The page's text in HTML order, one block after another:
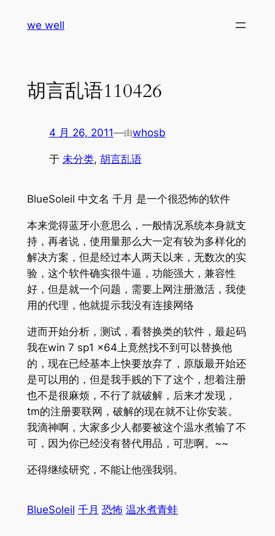
we well
胡言乱语110426
4 月 26, 2011—由whosb
于 未分类, 胡言乱语
BlueSoleil 中文名 千月 是一个很恐怖的软件
本来觉得蓝牙小意思么，一般情况系统本身就支
持，再者说，使用量那么大一定有较为多样化的
解决方案，但是经过本人两天以来，无数次的实
验，这个软件确实很牛逼，功能强大，兼容性
好，但是就一个问题，需要上网注册激活，我使
用的代理，他就提示我没有连接网络
进而开始分析，测试，看替换类的软件，最起码
我在win 7 sp1 x64上竟然找不到可以替换他
的，现在已经基本上快要放弃了，原版最开始还
是可以用的，但是我手贱的下了这个，想着注册
也不是很麻烦，不行了就破解，后来才发现，
tm的注册要联网，破解的现在就不让你安装。
我滴神啊，大家多少人都要被这个温水煮输了不
可，因为你已经没有替代用品，可悲啊。~~
还得继续研究，不能让他强我弱。
BlueSoleil 千月 恐怖 温水煮青蛙